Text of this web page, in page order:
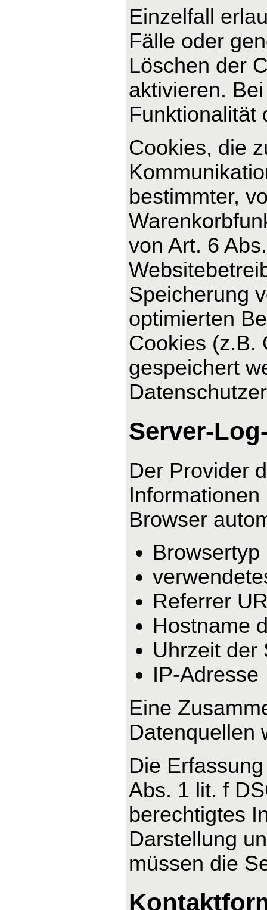
Einzelfall
Fälle oder
Löschen der
aktivieren.
Funktionalität
Cookies, die
bestimmter,
von Art. 6
Speicherung
optimierten
Cookies (z.B.
gespeichert
Server-
Der Provider
Browser
Referrer
Hostname
Uhrzeit der
IP-Adresse
Eine
Datenquellen
Die
Abs. 1 lit. f
berechtigtes
Darstellung
müssen die